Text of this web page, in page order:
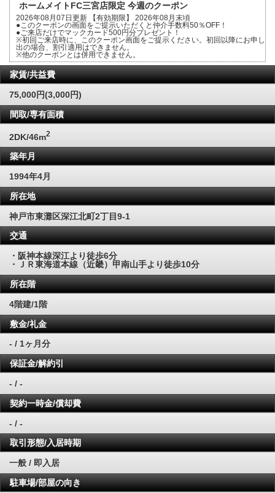
ホームメイトFC三宮店限定 今週のクーポン
2026年08月07日更新 【有効期限】 2026年08月末頃
●このクーポンの画面をご提示いただくと仲介手数料50％OFF！
●ご来店だけでマックカード500円分プレゼント！
※初回ご来店時に、このクーポン画面をご提示ください。初回以降にお申し
出の場合、割引適用はできません。
※他のクーポンとは併用できません。
家賃/共益費
75,000円(3,000円)
間取/専有面積
2DK/46m2
築年月
1994年4月
所在地
神戸市東灘区深江北町2丁目9-1
交通
・阪神本線深江より徒歩6分
・ＪＲ東海道本線（近畿）甲南山手より徒歩10分
所在階
4階建/1階
敷金/礼金
- / 1ヶ月分
保証金/解約引
- / -
契約一時金/償却費
- / -
取引形態/入居時期
一般 / 即入居
駐車場/部屋の向き